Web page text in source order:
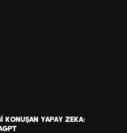
Konuşan Yapay Zeka: